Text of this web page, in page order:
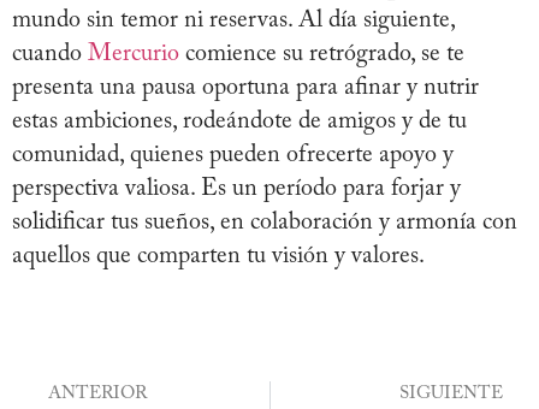
mundo sin temor ni reservas. Al día siguiente,
cuando Mercurio comience su retrógrado, se te
presenta una pausa oportuna para afinar y nutrir
estas ambiciones, rodeándote de amigos y de tu
comunidad, quienes pueden ofrecerte apoyo y
perspectiva valiosa. Es un período para forjar y
solidificar tus sueños, en colaboración y armonía con
aquellos que comparten tu visión y valores.
ANTERIOR
SIGUIENTE